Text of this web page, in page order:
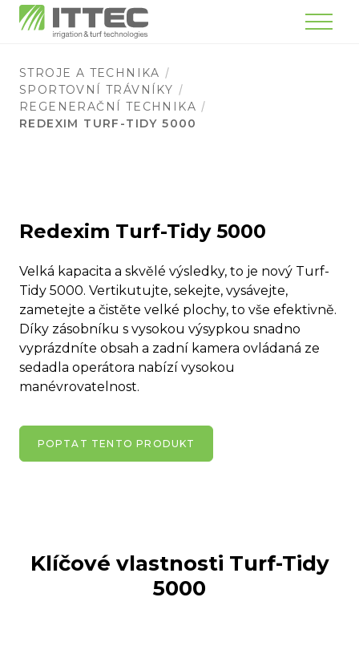
Menu
STROJE A TECHNIKA
SPORTOVNÍ TRÁVNÍKY
REGENERAČNÍ TECHNIKA
REDEXIM TURF-TIDY 5000
Redexim Turf-Tidy 5000
Velká kapacita a skvělé výsledky, to je nový Turf-
Tidy 5000. Vertikutujte, sekejte, vysávejte,
zametejte a čistěte velké plochy, to vše efektivně.
Díky zásobníku s vysokou výsypkou snadno
vyprázdníte obsah a zadní kamera ovládaná ze
sedadla operátora nabízí vysokou
manévrovatelnost.
POPTAT TENTO PRODUKT
Klíčové vlastnosti Turf-Tidy
5000